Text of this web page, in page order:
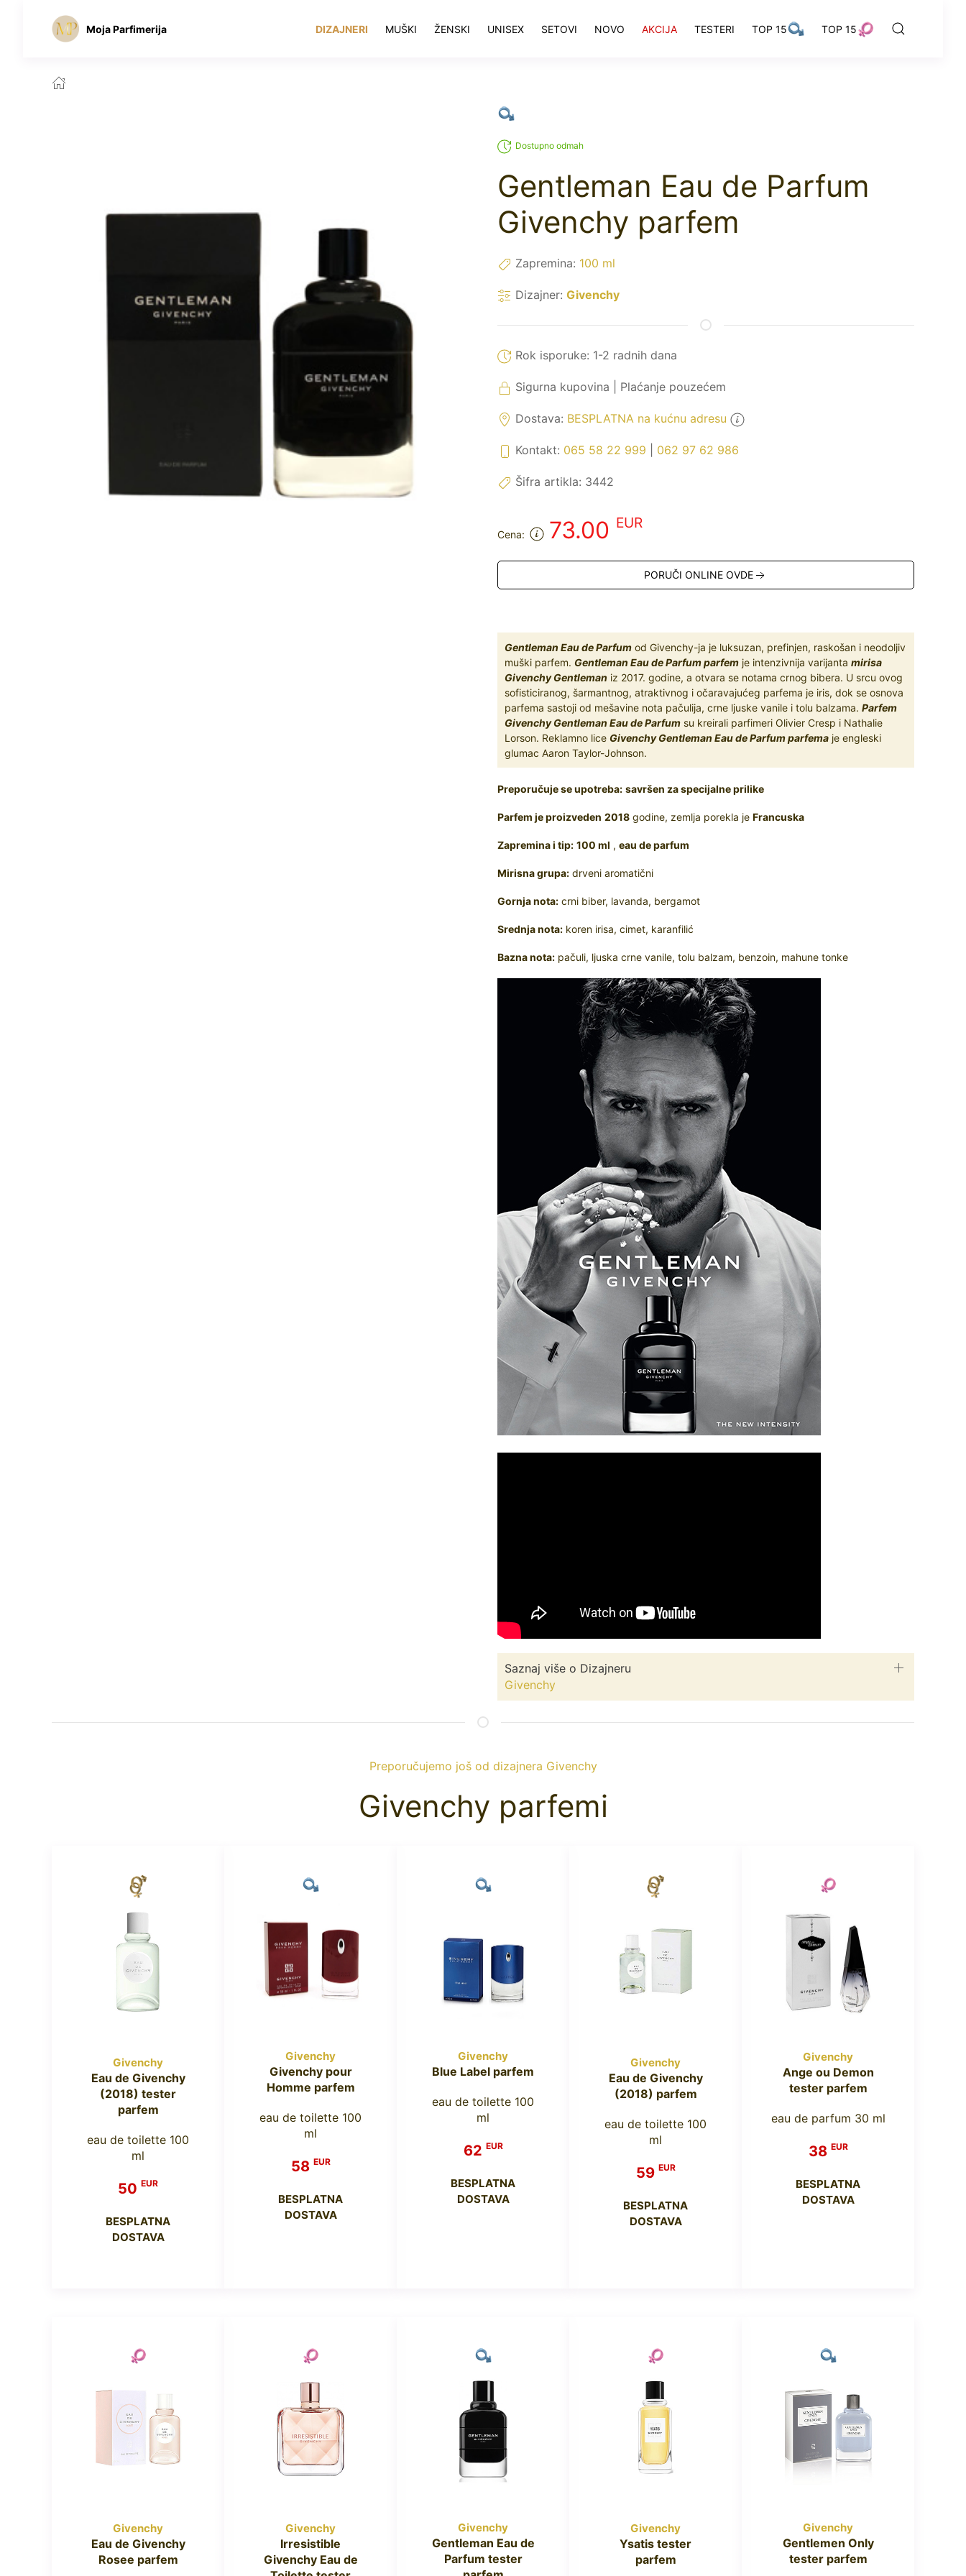
Moja Parfimerija DIZAJNERI MUŠKI ŽENSKI UNISEX SETOVI NOVO AKCIJA TESTERI TOP 15 TOP 15
Dostupno odmah
Gentleman Eau de Parfum
Givenchy parfem
Zapremina: 100 ml
Dizajner: Givenchy
Rok isporuke: 1-2 radnih dana
Sigurna kupovina | Plaćanje pouzećem
Dostava: BESPLATNA na kućnu adresu
Kontakt: 065 58 22 999 062 97 62 986
Šifra artikla: 3442
Cena: 73.00 EUR
PORUČI ONLINE OVDE
Gentleman Eau de Parfum od Givenchy-ja je luksuzan, prefinjen, raskošan i neodoljiv
muški parfem. Gentleman Eau de Parfum parfem je intenzivnija varijanta mirisa
Givenchy Gentleman iz 2017. godine, a otvara se notama crnog bibera. U srcu ovog
sofisticiranog, šarmantnog, atraktivnog i očaravajućeg parfema je iris, dok se osnova
parfema sastoji od mešavine nota pačulija, crne ljuske vanile i tolu balzama. Parfem
Givenchy Gentleman Eau de Parfum su kreirali parfimeri Olivier Cresp i Nathalie
Lorson. Reklamno lice Givenchy Gentleman Eau de Parfum parfema je engleski
glumac Aaron Taylor-Johnson.
Preporučuje se upotreba: savršen za specijalne prilike
Parfem je proizveden 2018 godine, zemlja porekla je Francuska
Zapremina i tip: 100 ml , eau de parfum
Mirisna grupa: drveni aromatični
Gornja nota: crni biber, lavanda, bergamot
Srednja nota: koren irisa, cimet, karanfilić
Bazna nota: pačuli, ljuska crne vanile, tolu balzam, benzoin, mahune tonke
Saznaj više o Dizajneru
Givenchy
Preporučujemo još od dizajnera Givenchy
Givenchy parfemi
Givenchy
Eau de Givenchy
(2018) tester
parfem
eau de toilette 100
ml
50 EUR
BESPLATNA
DOSTAVA
Givenchy
Givenchy pour
Homme parfem
eau de toilette 100
ml
58 EUR
BESPLATNA
DOSTAVA
Givenchy
Blue Label parfem
eau de toilette 100
ml
62 EUR
BESPLATNA
DOSTAVA
Givenchy
Eau de Givenchy
(2018) parfem
eau de toilette 100
ml
59 EUR
BESPLATNA
DOSTAVA
Givenchy
Ange ou Demon
tester parfem
eau de parfum 30 ml
38 EUR
BESPLATNA
DOSTAVA
Givenchy
Eau de Givenchy
Rosee parfem
Givenchy
Irresistible
Givenchy Eau de
Givenchy
Gentleman Eau de
Parfum tester
Givenchy
Ysatis tester
parfem
Givenchy
Gentlemen Only
tester parfem